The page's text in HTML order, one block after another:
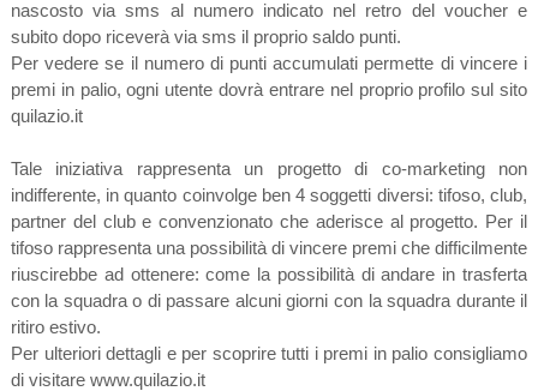
nascosto via sms al numero indicato nel retro del voucher e
subito dopo riceverà via sms il proprio saldo punti.
Per vedere se il numero di punti accumulati permette di vincere i
premi in palio, ogni utente dovrà entrare nel proprio profilo sul sito
quilazio.it
Tale iniziativa rappresenta un progetto di co-marketing non
indifferente, in quanto coinvolge ben 4 soggetti diversi: tifoso, club,
partner del club e convenzionato che aderisce al progetto. Per il
tifoso rappresenta una possibilità di vincere premi che difficilmente
riuscirebbe ad ottenere: come la possibilità di andare in trasferta
con la squadra o di passare alcuni giorni con la squadra durante il
ritiro estivo.
Per ulteriori dettagli e per scoprire tutti i premi in palio consigliamo
di visitare www.quilazio.it